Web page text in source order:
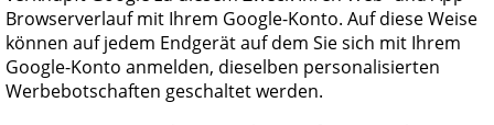
Browserverlauf mit Ihrem Google-Konto. Auf diese Weise
können auf jedem Endgerät auf dem Sie sich mit Ihrem
Google-Konto anmelden, dieselben personalisierten
Werbebotschaften geschaltet werden.